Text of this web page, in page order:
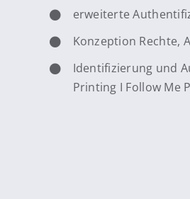
erweiterte
Konzeption Rechte,
Identifizierung und
Printing I Follow Me